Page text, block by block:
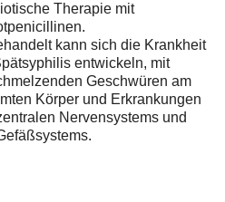
Therapie mit
kann sich die Krankheit
entwickeln, mit
Geschwüren am
Körper und Erkrankungen
Nervensystems und